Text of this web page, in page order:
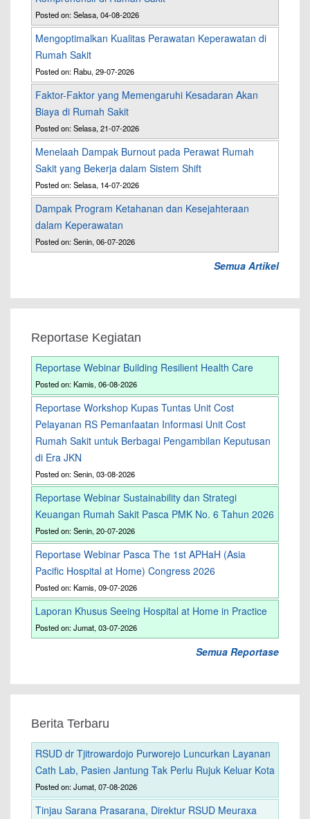
Posted on: Selasa, 04-08-2026
Mengoptimalkan Kualitas Perawatan Keperawatan di
Rumah Sakit
Posted on: Rabu, 29-07-2026
Faktor-Faktor yang Memengaruhi Kesadaran Akan
Biaya di Rumah Sakit
Posted on: Selasa, 21-07-2026
Menelaah Dampak Burnout pada Perawat Rumah
Sakit yang Bekerja dalam Sistem Shift
Posted on: Selasa, 14-07-2026
Dampak Program Ketahanan dan Kesejahteraan
dalam Keperawatan
Posted on: Senin, 06-07-2026
Semua Artikel
Reportase Kegiatan
Reportase Webinar Building Resilient Health Care
Posted on: Kamis, 06-08-2026
Reportase Workshop Kupas Tuntas Unit Cost
Pelayanan RS Pemanfaatan Informasi Unit Cost
Rumah Sakit untuk Berbagai Pengambilan Keputusan
di Era JKN
Posted on: Senin, 03-08-2026
Reportase Webinar Sustainability dan Strategi
Keuangan Rumah Sakit Pasca PMK No. 6 Tahun 2026
Posted on: Senin, 20-07-2026
Reportase Webinar Pasca The 1st APHaH (Asia
Pacific Hospital at Home) Congress 2026
Posted on: Kamis, 09-07-2026
Laporan Khusus Seeing Hospital at Home in Practice
Posted on: Jumat, 03-07-2026
Semua Reportase
Berita Terbaru
RSUD dr Tjitrowardojo Purworejo Luncurkan Layanan
Cath Lab, Pasien Jantung Tak Perlu Rujuk Keluar Kota
Posted on: Jumat, 07-08-2026
Tinjau Sarana Prasarana, Direktur RSUD Meuraxa